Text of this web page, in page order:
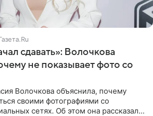
сдавать»: Волочкова
не показывает фото со
Волочкова объяснила, почему
своими фотографиями со
сетях. Об этом она рассказала